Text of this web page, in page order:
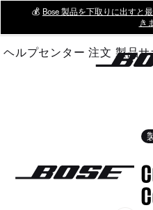
Main
💰 Bose 製品を下取りに出すと
き
ヘルプセンター 注文 製品サ